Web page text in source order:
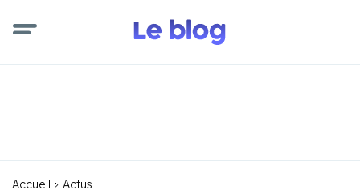
Accueil Actus